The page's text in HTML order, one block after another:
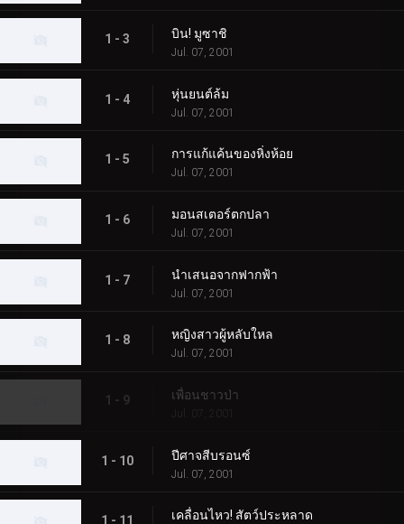
1 - 3 บิน! มูซาชิ
Jul. 07, 2001
1 - 4 หุ่นยนต์ล้ม
Jul. 07, 2001
1 - 5 การแก้แค้นของหิ่งห้อย
Jul. 07, 2001
1 - 6 มอนสเตอร์ตกปลา
Jul. 07, 2001
1 - 7 นำเสนอจากฟากฟ้า
Jul. 07, 2001
1 - 8 หญิงสาวผู้หลับใหล
Jul. 07, 2001
1 - 9 เพื่อนชาวป่า
Jul. 07, 2001
1 - 10 ปีศาจสีบรอนซ์
Jul. 07, 2001
1 - 11 เคลื่อนไหว! สัตว์ประหลาด